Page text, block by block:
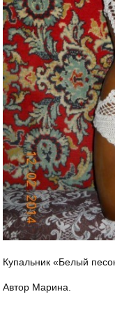
Купальник «Белый
Автор Марина.